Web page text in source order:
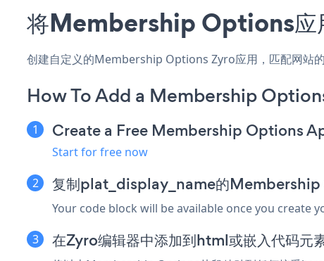
将Membership Options应
创建自定义的Membership Options Zyro应用，匹配网站
How To Add a Membership
Create a Free Membership Options
Start for free now
复制plat_display_name的Membership
Your code block will be available once you create
在Zyro编辑器中添加到html或嵌入代码元